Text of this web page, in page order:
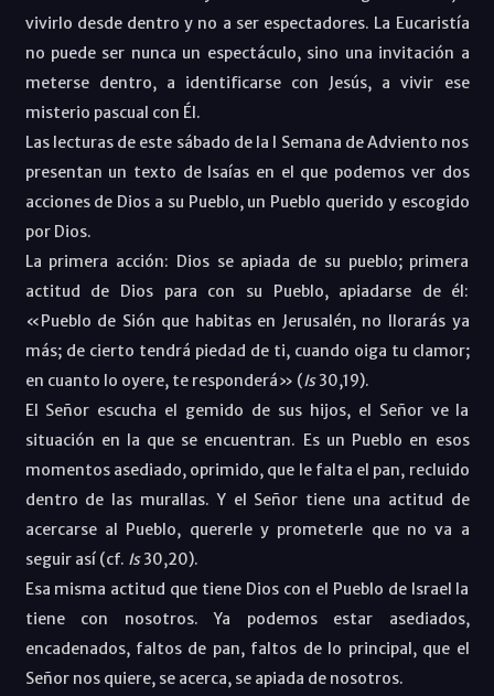
vivirlo desde dentro y no a ser espectadores. La Eucaristía
no puede ser nunca un espectáculo, sino una invitación a
meterse dentro, a identificarse con Jesús, a vivir ese
misterio pascual con Él.
Las lecturas de este sábado de la I Semana de Adviento nos
presentan un texto de Isaías en el que podemos ver dos
acciones de Dios a su Pueblo, un Pueblo querido y escogido
por Dios.
La primera acción: Dios se apiada de su pueblo; primera
actitud de Dios para con su Pueblo, apiadarse de él:
«Pueblo de Sión que habitas en Jerusalén, no llorarás ya
más; de cierto tendrá piedad de ti, cuando oiga tu clamor;
en cuanto lo oyere, te responderá» (Is30,19).
El Señor escucha el gemido de sus hijos, el Señor ve la
situación en la que se encuentran. Es un Pueblo en esos
momentos asediado, oprimido, que le falta el pan, recluido
dentro de las murallas. Y el Señor tiene una actitud de
acercarse al Pueblo, quererle y prometerle que no va a
seguir así (cf. Is30,20).
Esa misma actitud que tiene Dios con el Pueblo de Israel la
tiene con nosotros. Ya podemos estar asediados,
encadenados, faltos de pan, faltos de lo principal, que el
Señor nos quiere, se acerca, se apiada de nosotros.